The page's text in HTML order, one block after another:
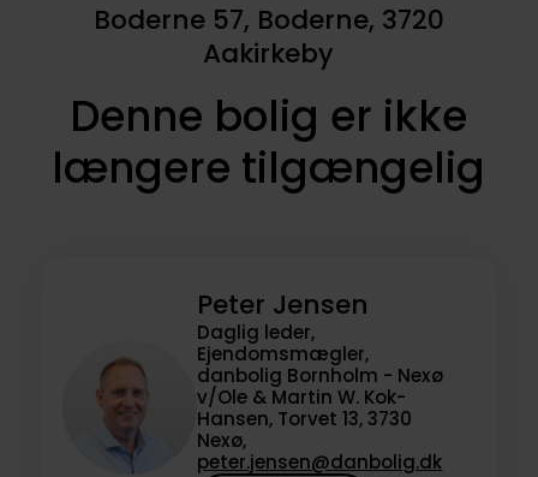
Boderne 57, Boderne, 3720
Aakirkeby
Denne bolig er ikke
længere tilgængelig
Peter Jensen
Daglig leder,
Ejendomsmægler,
danbolig Bornholm - Nexø
v/Ole & Martin W. Kok-
Hansen, Torvet 13, 3730
Nexø,
peter.jensen@danbolig.dk